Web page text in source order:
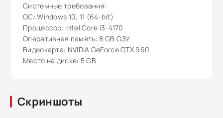
Системные требования:
ОС: Windows 10, 11 (64-bit)
Процессор: Intel Core i3-4170
Оперативная память: 8 GB ОЗУ
Видеокарта: NVIDIA GeForce GTX 960
Место на диске: 5 GB
Скриншоты